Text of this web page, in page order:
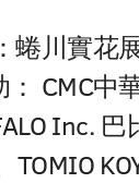
蜷川實花
CMC中
Inc.